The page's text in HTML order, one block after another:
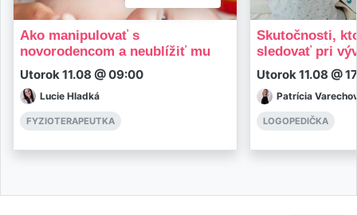
Ako manipulovať s
novorodencom a neublížiť mu
Utorok 11.08 @ 09:00
Lucie Hladká
FYZIOTERAPEUTKA
Skutočnosti,
sledovať pri
Utorok 11.08 @
Patrícia
LOGOPEDIČKA